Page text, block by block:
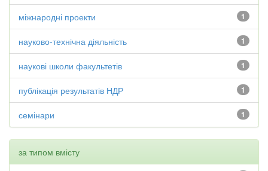
1
міжнародні проекти
1
науково-технічна діяльність
1
наукові школи факультетів
1
публікація результатів НДР
1
семінари
за типом вмісту